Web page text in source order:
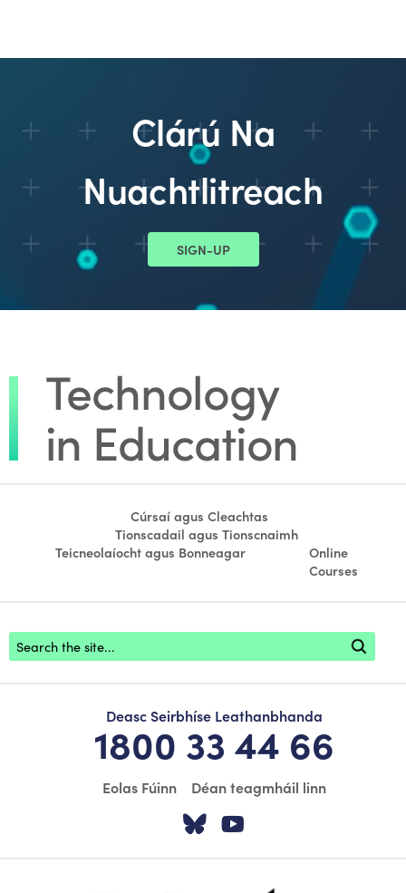
Clárú Na
Nuachtlitreach
SIGN-UP
Cúrsaí agus Cleachtas
Tionscadail agus Tionscnaimh
Teicneolaíocht agus Bonneagar
Online
Courses
Footer search
Deasc Seirbhíse Leathanbhanda
1800 33 44 66
Eolas Fúinn Déan teagmháil linn
Tabhair cuairt ar